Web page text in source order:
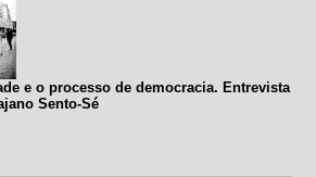
e o processo de democracia. Entrevista
Sento-Sé